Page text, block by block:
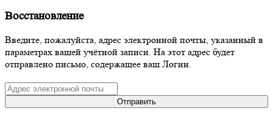
Восстановление
Введите, пожалуйста, адрес электронной почты, указанный в
параметрах вашей учётной записи. На этот адрес будет
отправлено письмо, содержащее ваш Логин.
Отправить